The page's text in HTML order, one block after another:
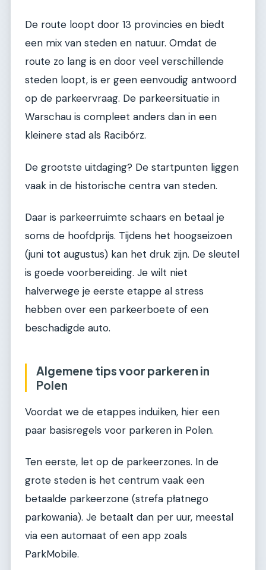
De route loopt door 13 provincies en biedt
een mix van steden en natuur. Omdat de
route zo lang is en door veel verschillende
steden loopt, is er geen eenvoudig antwoord
op de parkeervraag. De parkeersituatie in
Warschau is compleet anders dan in een
kleinere stad als Racibórz.
De grootste uitdaging? De startpunten liggen
vaak in de historische centra van steden.
Daar is parkeerruimte schaars en betaal je
soms de hoofdprijs. Tijdens het hoogseizoen
(juni tot augustus) kan het druk zijn. De sleutel
is goede voorbereiding. Je wilt niet
halverwege je eerste etappe al stress
hebben over een parkeerboete of een
beschadigde auto.
Algemene tips voor parkeren in
Polen
Voordat we de etappes induiken, hier een
paar basisregels voor parkeren in Polen.
Ten eerste, let op de parkeerzones. In de
grote steden is het centrum vaak een
betaalde parkeerzone (strefa płatnego
parkowania). Je betaalt dan per uur, meestal
via een automaat of een app zoals
ParkMobile.